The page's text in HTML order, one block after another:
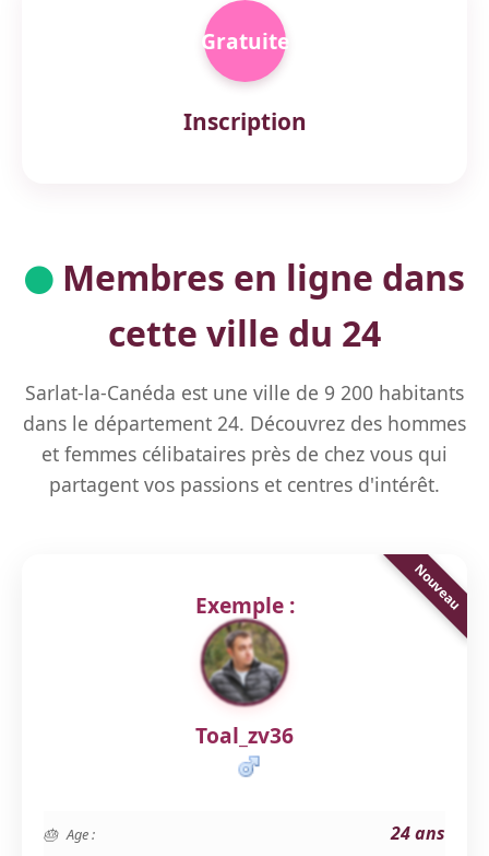
Gratuite
Inscription
Membres en ligne dans
cette ville du 24
Sarlat-la-Canéda est une ville de 9 200 habitants
dans le département 24. Découvrez des hommes
et femmes célibataires près de chez vous qui
partagent vos passions et centres d'intérêt.
Exemple :
Toal_zv36
Age : 24 ans